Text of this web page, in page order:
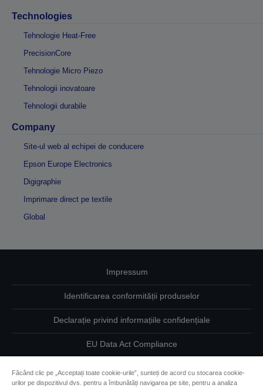
Technologies
Tehnologie Heat-Free
PrecisionCore
Tehnologie Micro Piezo
Tehnologii inovatoare
Tehnologii durabile
Company
Site-ul web al echipei de conducere
Epson Europe Electronics
Digigraphie
Imprimare direct pe textile
Global
Impressum
Identificarea conformității produselor
Declarație privind informațiile confidențiale
EU Data Act Compliance
Făcând clic pe „Acceptați toate cookie-urile”, sunteți de acord cu stocarea cookie-
urilor pe dispozitivul dvs. pentru a îmbunătăți navigarea pe site, pentru a analiza